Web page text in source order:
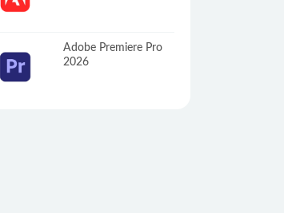
Adobe Premiere Pro
2026